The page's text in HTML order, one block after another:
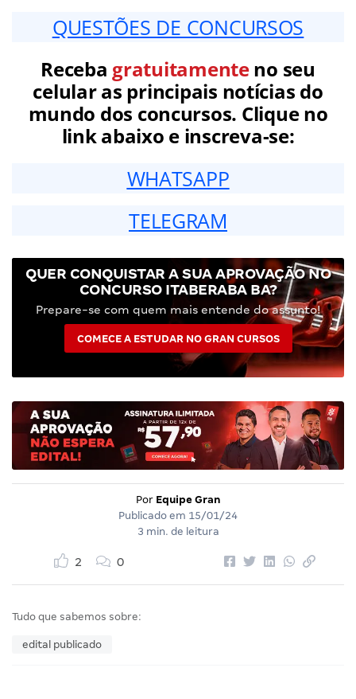
QUESTÕES DE CONCURSOS
Receba gratuitamenteno seu
celular as principais notícias do
mundo dos concursos. Clique no
link abaixo e inscreva-se:
WHATSAPP
TELEGRAM
QUER CONQUISTAR A SUA APROVAÇÃO NO
CONCURSO ITABERABA BA?
Prepare-se com quem mais entende do assunto!
COMECE A ESTUDAR NO GRAN CURSOS
Por Equipe Gran
Publicado em 15/01/24
3 min. de leitura
2 0
Tudo que sabemos sobre:
edital publicado